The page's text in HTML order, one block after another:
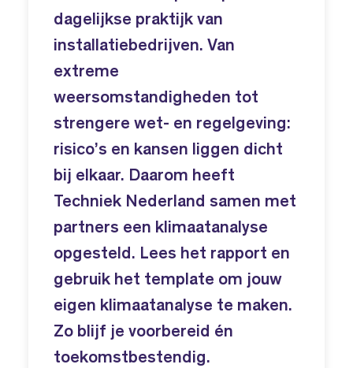
dagelijkse praktijk van
installatiebedrijven. Van
extreme
weersomstandigheden tot
strengere wet- en regelgeving:
risico’s en kansen liggen dicht
bij elkaar. Daarom heeft
Techniek Nederland samen met
partners een klimaatanalyse
opgesteld. Lees het rapport en
gebruik het template om jouw
eigen klimaatanalyse te maken.
Zo blijf je voorbereid én
toekomstbestendig.